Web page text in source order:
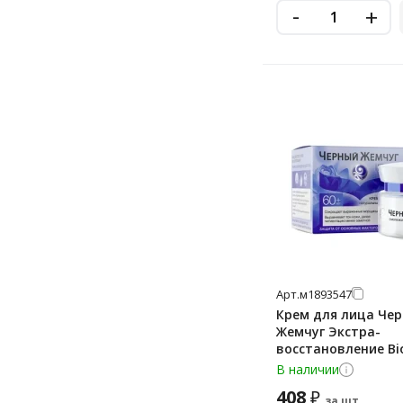
- +
Арт.м1893547
Крем для лица
Жемчуг Экстра-
восстановление
программа 60+
В наличии
408₽